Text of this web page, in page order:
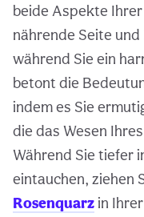
beide Aspekte
nährende Seite
während Sie ein
betont die
indem es Sie
die das Wesen
Während Sie tiefer
eintauchen, ziehen
Rosenquarz in